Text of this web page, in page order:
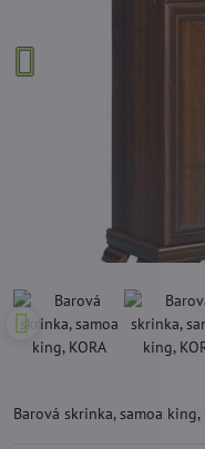
Barová skrinka, samoa king,